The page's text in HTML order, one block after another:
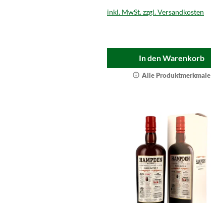
inkl. MwSt. zzgl. Versandkosten
In den Warenkorb
Alle Produktmerkmale